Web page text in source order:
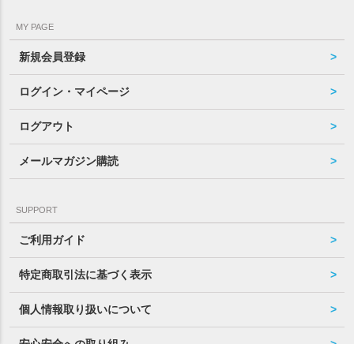
MY PAGE
新規会員登録
ログイン・マイページ
ログアウト
メールマガジン購読
SUPPORT
ご利用ガイド
特定商取引法に基づく表示
個人情報取り扱いについて